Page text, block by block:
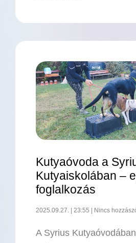
Kutyaóvoda a
Kutyaiskolában –
foglalkozás
2025.09.27. 23:55 Nincs
A Syrius